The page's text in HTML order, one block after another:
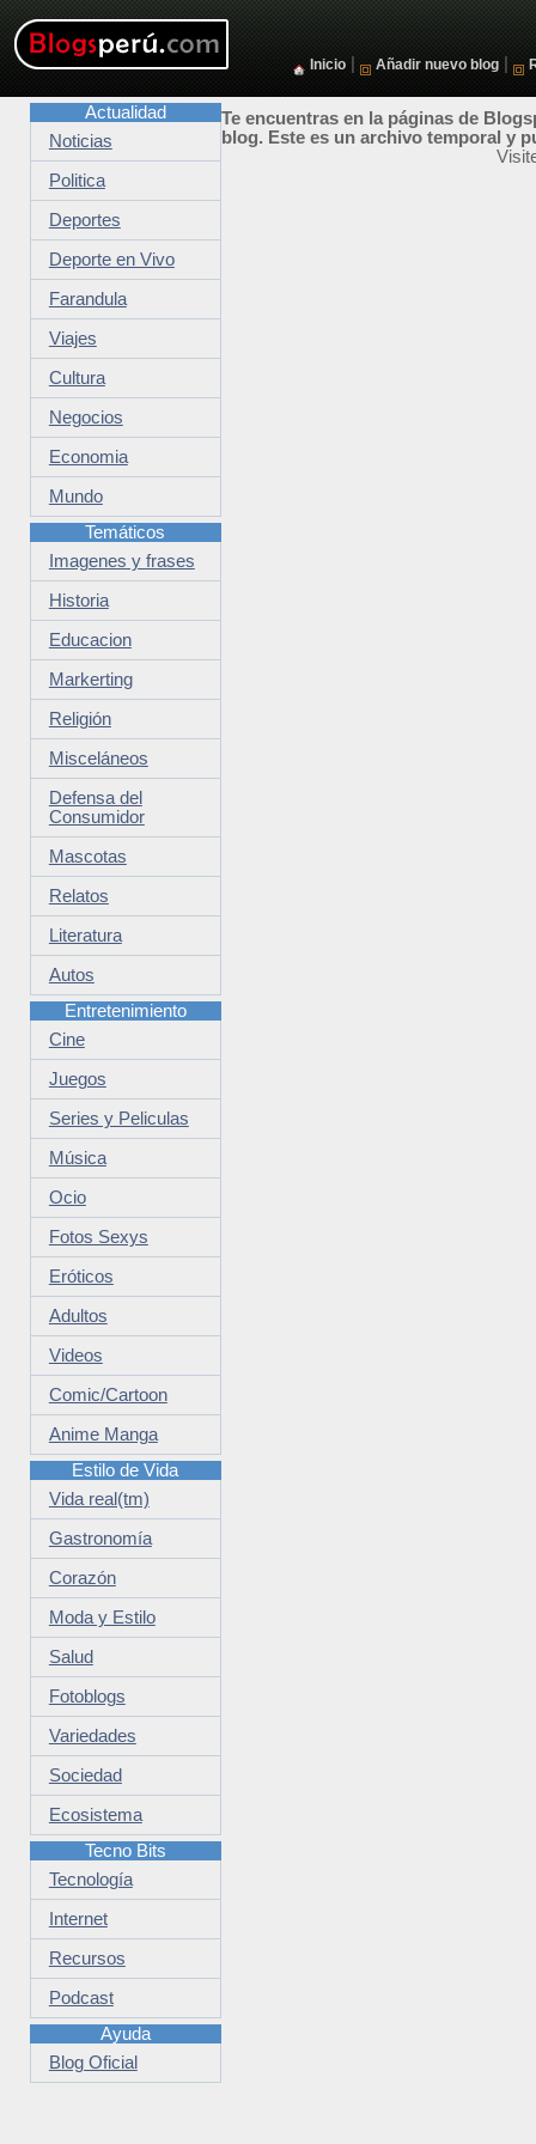
Inicio Añadir nuevo blog
Te encuentras en la páginas de
blog. Este es un archivo temporal y
Actualidad
Noticias
Politica
Deportes
Deporte en Vivo
Farandula
Viajes
Cultura
Negocios
Economia
Mundo
Temáticos
Imagenes y frases
Historia
Educacion
Markerting
Religión
Misceláneos
Defensa del
Consumidor
Mascotas
Relatos
Literatura
Autos
Entretenimiento
Cine
Juegos
Series y Peliculas
Música
Ocio
Fotos Sexys
Eróticos
Adultos
Videos
Comic/Cartoon
Anime Manga
Estilo de Vida
Vida real(tm)
Gastronomía
Corazón
Moda y Estilo
Salud
Fotoblogs
Variedades
Sociedad
Ecosistema
Tecno Bits
Tecnología
Internet
Recursos
Podcast
Ayuda
Blog Oficial